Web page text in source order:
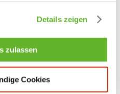
Details zeigen
zulassen
Cookies
Wohnort und Arbeitsstätte
Faktor bei der Auswahl
haben Sie die Möglichkeit, einen
Umfeld zu finden.
Steinfurt